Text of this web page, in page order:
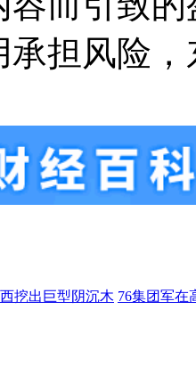
承担风险
挖出巨型阴沉木 76集团军在